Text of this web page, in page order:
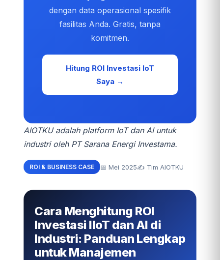
dengan data operasional spesifik
fasilitas Anda. Gratis, tanpa
komitmen.
Hitung ROI Investasi IoT
Saya →
AIOTKU adalah platform IoT dan AI untuk
industri oleh PT Sarana Energi Investama.
ROI & BUSINESS CASE 📅 Mei 2025✍️ Tim AIOTKU
Cara Menghitung ROI
Investasi IIoT dan AI di
Industri: Panduan Lengkap
untuk Manajemen